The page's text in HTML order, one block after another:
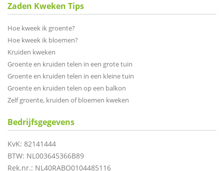
Zaden Kweken Tips
Hoe kweek ik groente?
Hoe kweek ik bloemen?
Kruiden kweken
Groente en kruiden telen in een grote tuin
Groente en kruiden telen in een kleine tuin
Groente en kruiden telen op een balkon
Zelf groente, kruiden of bloemen kweken
Bedrijfsgegevens
KvK: 82141444
BTW: NL003645366B89
Rek.nr.: NL40RABO0104485116